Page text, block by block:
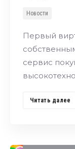
Новости
Первый
сервис
Читать далее